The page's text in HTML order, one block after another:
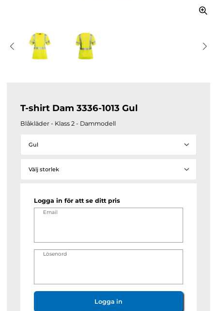
T-shirt Dam 3336-1013 Gul
Blåkläder - Klass 2 - Dammodell
Gul
Välj storlek
Logga in för att se ditt pris
Email
Lösenord
Logga in